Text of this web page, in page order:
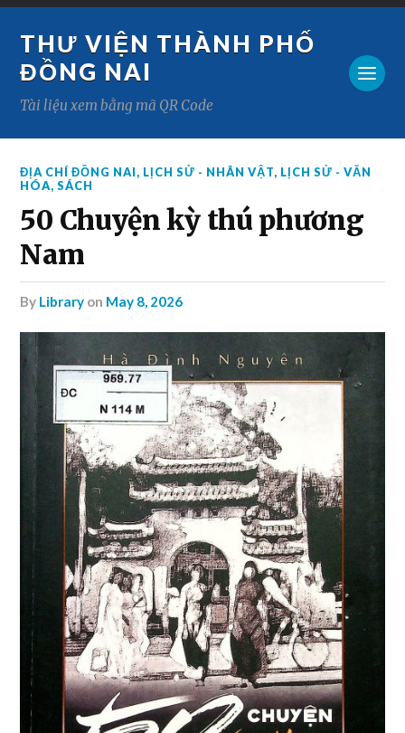
THƯ VIỆN THÀNH PHỐ
ĐỒNG NAI
Tài liệu xem bằng mã QR Code
ĐỊA CHÍ ĐỒNG NAI, LỊCH SỬ - NHÂN VẬT, LỊCH SỬ - VĂN
HÓA,SÁCH
50 Chuyện kỳ thú phương
Nam
by Library on May 8, 2026